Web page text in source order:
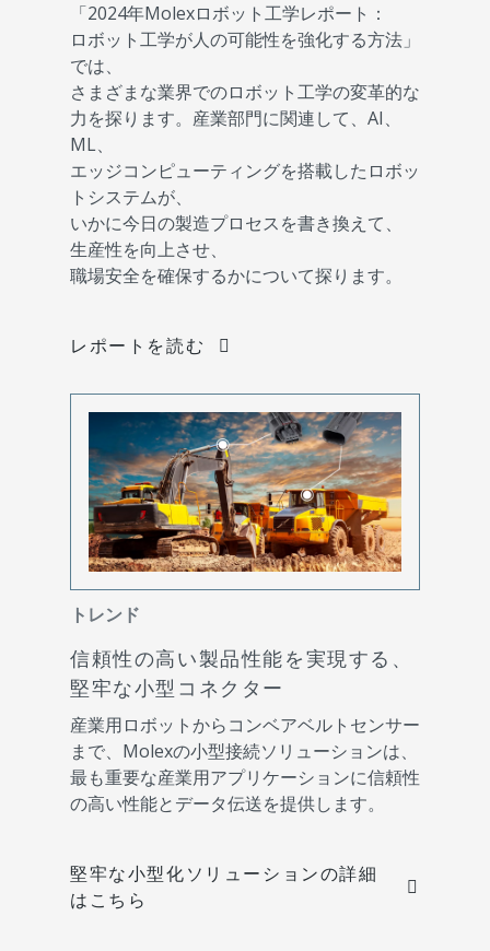
「2024年Molexロボット工学レポート：
ロボット工学が人の可能性を強化する方法」
では、
さまざまな業界でのロボット工学の変革的な
力を探ります。産業部門に関連して、AI、
ML、
エッジコンピューティングを搭載したロボッ
トシステムが、
いかに今日の製造プロセスを書き換えて、
生産性を向上させ、
職場安全を確保するかについて探ります。
レポートを読む
トレンド
信頼性の高い製品性能を実現する、
堅牢な小型コネクター
産業用ロボットからコンベアベルトセンサー
まで、Molexの小型接続ソリューションは、
最も重要な産業用アプリケーションに信頼性
の高い性能とデータ伝送を提供します。
堅牢な小型化ソリューションの詳細
はこちら